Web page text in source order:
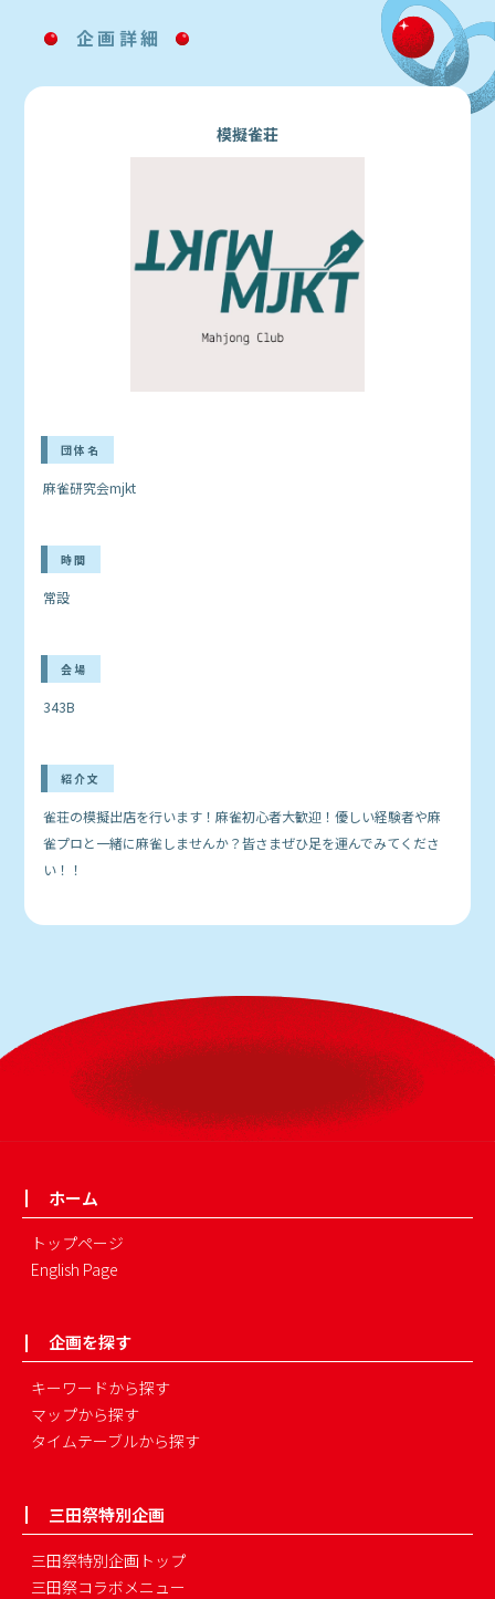
企画詳細
模擬雀荘
団体名
麻雀研究会mjkt
時間
常設
会場
343B
紹介文
雀荘の模擬出店を行います！麻雀初心者大歓迎！優しい経験者や麻
雀プロと一緒に麻雀しませんか？皆さまぜひ足を運んでみてくださ
い！！
ホーム
トップページ
English Page
企画を探す
キーワードから探す
マップから探す
タイムテーブルから探す
三田祭特別企画
三田祭特別企画トップ
三田祭コラボメニュー